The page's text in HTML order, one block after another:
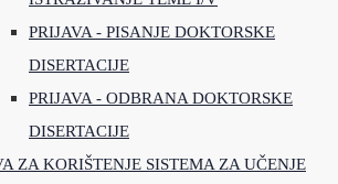
PRIJAVA - PISANJE DOKTORSKE
DISERTACIJE
PRIJAVA - ODBRANA DOKTORSKE
DISERTACIJE
ZA KORIŠTENJE SISTEMA ZA UČENJE